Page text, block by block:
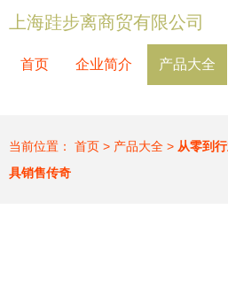
上海跬步离商贸有限公司
首页 企业简介 产品大全
当前位置： 首页 > 产品大全 > 从零到
具销售传奇